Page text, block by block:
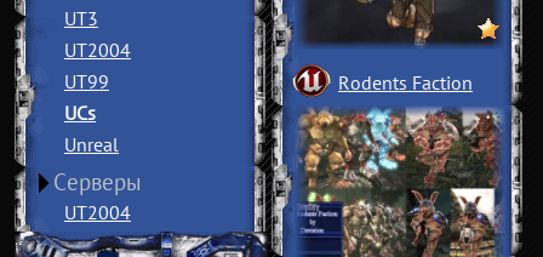
UT3
UT2004
UT99
UCs
Unreal
Серверы
UT2004
Rodents Faction